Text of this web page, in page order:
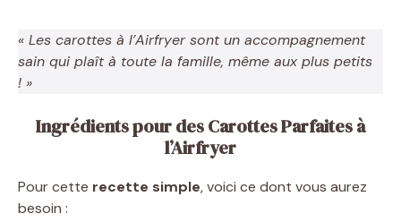
V
i
d
« Les carottes à l’Airfryer sont un accompagnement
sain qui plaît à toute la famille, même aux plus petits
! »
Ingrédients pour des Carottes Parfaites à
l’Airfryer
Pour cette recette simple, voici ce dont vous aurez
besoin :